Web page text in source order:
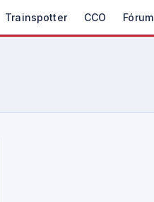
Trainspotter CCO Fórum